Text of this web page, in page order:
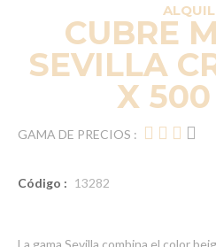
CUBRE
SEVILLA
X
GAMA DE PRECIOS :
Código : 13282
La gama Sevilla combina el color